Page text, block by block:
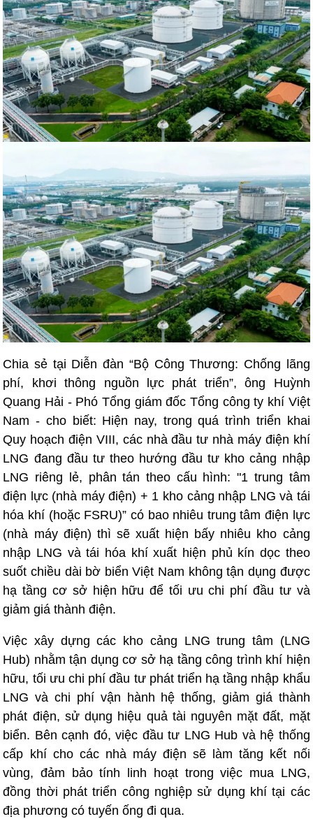
Chia sẻ tại Diễn đàn “Bộ Công Thương: Chống lãng
phí, khơi thông nguồn lực phát triển”, ông Huỳnh
Quang Hải - Phó Tổng giám đốc Tổng công ty khí Việt
Nam - cho biết: Hiện nay, trong quá trình triển khai
Quy hoạch điện VIII, các nhà đầu tư nhà máy điện khí
LNG đang đầu tư theo hướng đầu tư kho cảng nhập
LNG riêng lẻ, phân tán theo cấu hình: "1 trung tâm
điện lực (nhà máy điện) + 1 kho cảng nhập LNG và tái
hóa khí (hoặc FSRU)” có bao nhiêu trung tâm điện lực
(nhà máy điện) thì sẽ xuất hiện bấy nhiêu kho cảng
nhập LNG và tái hóa khí xuất hiện phủ kín dọc theo
suốt chiều dài bờ biển Việt Nam không tận dụng được
hạ tầng cơ sở hiện hữu để tối ưu chi phí đầu tư và
giảm giá thành điện.
Việc xây dựng các kho cảng LNG trung tâm (LNG
Hub) nhằm tận dụng cơ sở hạ tầng công trình khí hiện
hữu, tối ưu chi phí đầu tư phát triển hạ tầng nhập khẩu
LNG và chi phí vận hành hệ thống, giảm giá thành
phát điện, sử dụng hiệu quả tài nguyên mặt đất, mặt
biển. Bên cạnh đó, việc đầu tư LNG Hub và hệ thống
cấp khí cho các nhà máy điện sẽ làm tăng kết nối
vùng, đảm bảo tính linh hoạt trong việc mua LNG,
đồng thời phát triển công nghiệp sử dụng khí tại các
địa phương có tuyến ống đi qua.